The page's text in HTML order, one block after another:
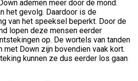
ademen meer door de mond.
het gevolg. Daardoor is de
van het speeksel beperkt. Door de
lopen deze mensen eerder
op. De wortels van tanden
met Down zijn bovendien vaak kort.
kunnen ze dus eerder los gaan